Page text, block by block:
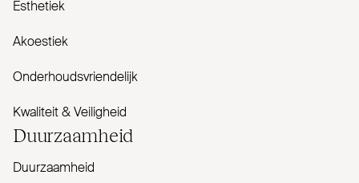
Esthetiek
Akoestiek
Onderhoudsvriendelijk
Kwaliteit & Veiligheid
Duur­zaamheid
Duurzaamheid